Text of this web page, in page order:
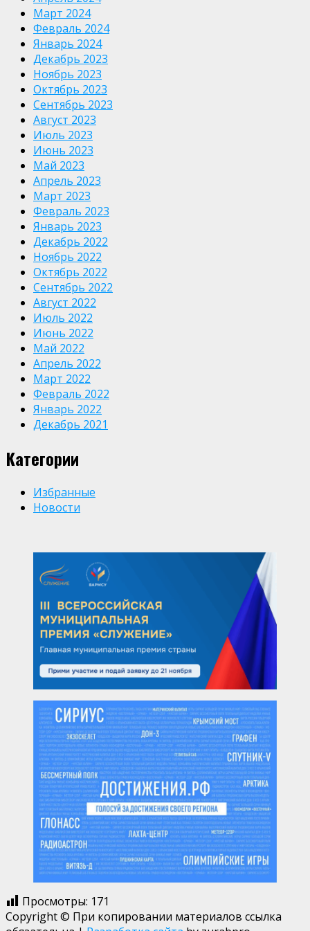
Март 2024
Февраль 2024
Январь 2024
Декабрь 2023
Ноябрь 2023
Октябрь 2023
Сентябрь 2023
Август 2023
Июль 2023
Июнь 2023
Май 2023
Апрель 2023
Март 2023
Февраль 2023
Январь 2023
Декабрь 2022
Ноябрь 2022
Октябрь 2022
Сентябрь 2022
Август 2022
Июль 2022
Июнь 2022
Май 2022
Апрель 2022
Март 2022
Февраль 2022
Январь 2022
Декабрь 2021
Категории
Избранные
Новости
Просмотры: 171
Copyright © При копировании материалов ссылка